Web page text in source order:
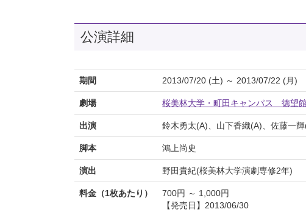
公演詳細
期間 2013/07/20 (土) ～ 2013/07/22 (月)
劇場 桜美林大学・町田キャンパス 徳望
出演 鈴木勇太(A)、山下香織(A)、佐藤一
脚本 鴻上尚史
演出 野田貴紀(桜美林大学演劇専修2年)
料金（1枚あたり）
700円 ～ 1,000円
【発売日】2013/06/30